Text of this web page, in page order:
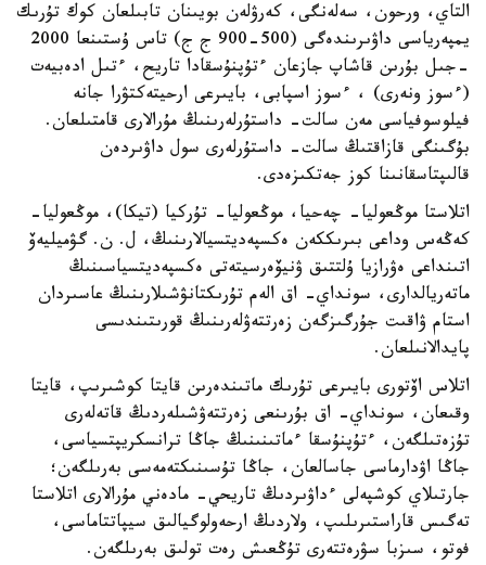
التاي، ورحون، سەلەنگى، كەرۋلەن بويىنان تابىلعان كوك تۇرىك
يمپەرياسى داۋىرىندەگى (500-900 ج ج) تاس ۇستىنعا 2000
-جىل بۇرىن قاشاپ جازعان ءتۇپنۇسقادا تاريح، ءتىل ادەبيەت
(ءسوز ونەرى) ، ءسوز اسپابى، بايىرعى ارحيتەكتۋرا جانە
فيلوسوفياسى مەن سالت- داستۇرلەرىنىڭ مۇرالارى قامتىلعان.
بۇگىنگى قازاقتىڭ سالت- داستۇرلەرى سول داۋىردەن
قالىپتاسقانىنا كوز جەتكىزەدى.
اتلاستا موڭعوليا- چەحيا، موڭعوليا- تۇركيا (تيكا)، موڭعوليا-
كەڭەس وداعى بىرىككەن ەكسپەديتسيالارىنىڭ، ل. ن. گۋميليەۆ
اتىنداعى ەۋرازيا ۇلتتىق ۋنيۆەرسيتەتى ەكسپەديتسياسىنىڭ
ماتەريالدارى، سونداي- اق الەم تۇرىكتانۋشىلارىنىڭ عاسىردان
استام ۋاقىت جۇرگىزگەن زەرتتەۋلەرىنىڭ قورىتىندىسى
پايدالانىلعان.
اتلاس اۆتورى بايىرعى تۇرىك ماتىندەرىن قايتا كوشىرىپ، قايتا
وقىعان، سونداي- اق بۇرىنعى زەرتتەۋشىلەردىڭ قاتەلەرى
تۇزەتىلگەن، ءتۇپنۇسقا ءماتىنىنىڭ جاڭا ترانسكريپتسياسى،
جاڭا اۋدارماسى جاسالعان، جاڭا تۇسىنىكتەمەسى بەرىلگەن؛
جارتىلاي كوشپەلى ءداۋىردىڭ تاريحي- مادەني مۇرالارى اتلاستا
تەگىس قاراستىرىلىپ، ولاردىڭ ارحەولوگيالىق سيپاتتاماسى،
فوتو، سىزبا سۋرەتتەرى تۇڭعىش رەت تولىق بەرىلگەن.